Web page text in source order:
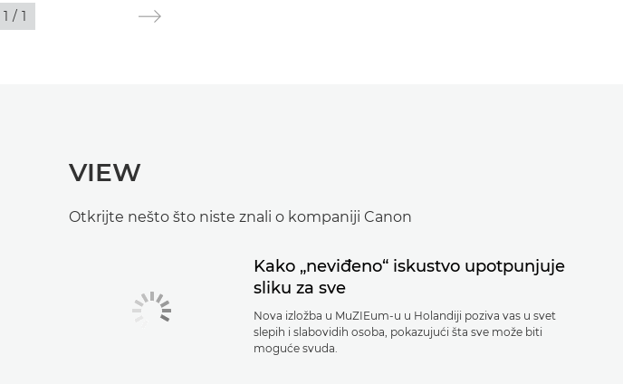
1 / 1
VIEW
Otkrijte nešto što niste znali o kompaniji Canon
Kako „neviđeno“ iskustvo upotpunjuje
sliku za sve
Nova izložba u MuZIEum-u u Holandiji poziva vas u svet
slepih i slabovidih osoba, pokazujući šta sve može biti
moguće svuda.